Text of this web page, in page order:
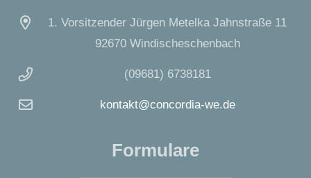
1. Vorsitzender Jürgen Metelka Jahnstraße 11
92670 Windischeschenbach
(09681) 6738181
kontakt@concordia-we.de
Formulare